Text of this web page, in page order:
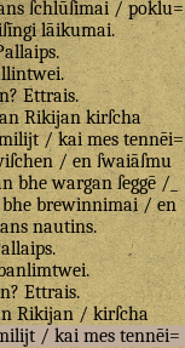
ſchlūſimai/poklu=
lāikumai.
.
.
?Ettrais.
Rikijan kirſcha
/kai mes tennēi=
/ en ſwaiāſmu
bhe wargan ſeggē/_
bhe brewinnimai/en
nautins.
.
.
?Ettrais.
Rikijan/kirſcha
/ kai mes tennēi=